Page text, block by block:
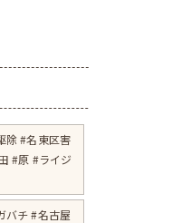
除 #名東区害
#原 #ライジ
バチ #名古屋